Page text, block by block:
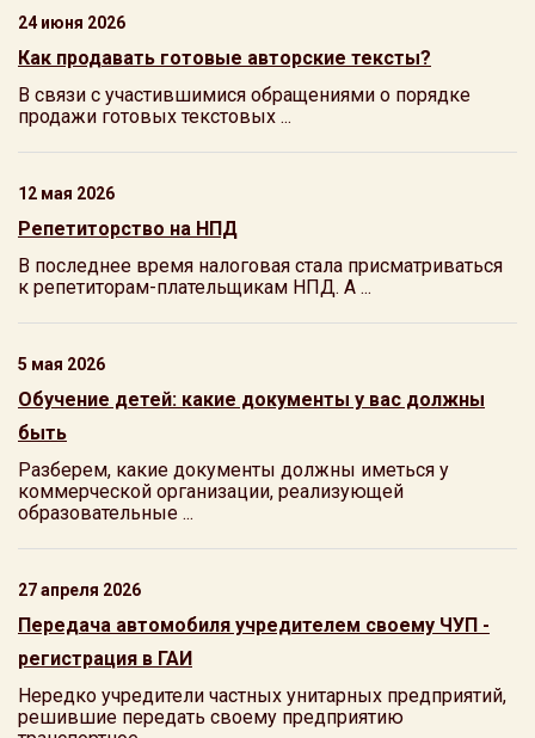
24 июня 2026
Как продавать готовые авторские тексты?
В связи с участившимися обращениями о порядке
продажи готовых текстовых ...
12 мая 2026
Репетиторство на НПД
В последнее время налоговая стала присматриваться
к репетиторам-плательщикам НПД. А ...
5 мая 2026
Обучение детей: какие документы у вас должны
быть
Разберем, какие документы должны иметься у
коммерческой организации, реализующей
образовательные ...
27 апреля 2026
Передача автомобиля учредителем своему ЧУП -
регистрация в ГАИ
Нередко учредители частных унитарных предприятий,
решившие передать своему предприятию